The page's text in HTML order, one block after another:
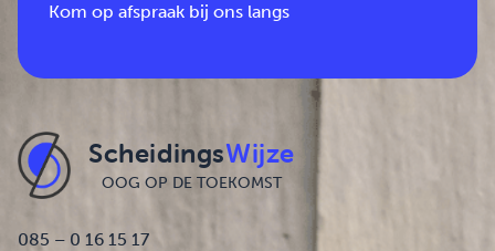
Kom op afspraak bij ons langs
ScheidingsWijze
OOG OP DE TOEKOMST
085 – 0 16 15 17